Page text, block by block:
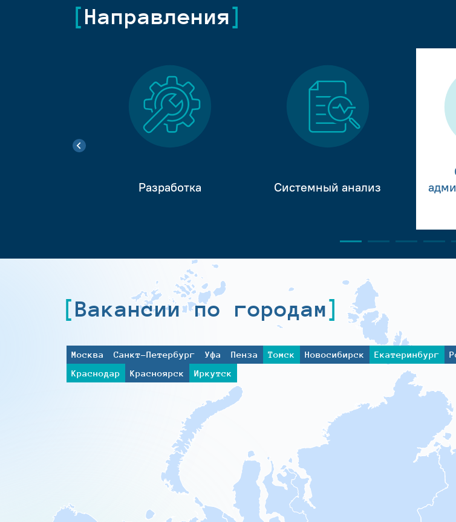
Направления
Разработка Системный анализ
Вакансии по городам
Москва Санкт-Петербург Уфа Пенза Томск Новосибирск Екатеринбург
Краснодар
Красноярск Иркутск